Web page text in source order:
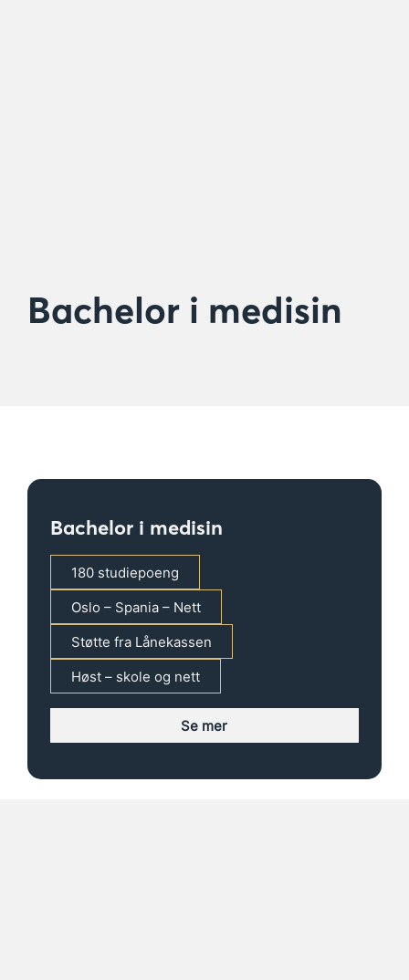
Bachelor i medisin
Bachelor i medisin
180 studiepoeng
Oslo – Spania – Nett
Støtte fra Lånekassen
Høst – skole og nett
Se mer